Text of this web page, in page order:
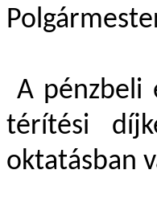
A pénzbeli
térítési
oktatásban